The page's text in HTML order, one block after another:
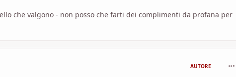
che valgono - non posso che farti dei complimenti da profana per
AUTORE